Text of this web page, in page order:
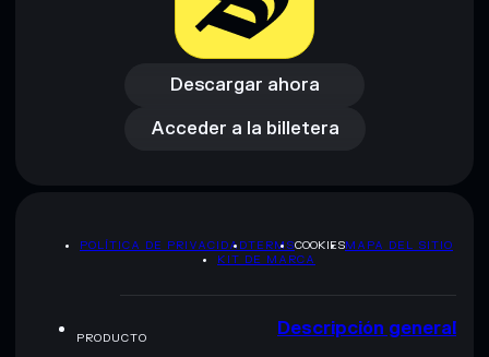
Descargar ahora
Descargar ahora
Acceder a la billetera
Acceder a la billetera
POLÍTICA DE PRIVACIDADTERMSCOOKIESMAPA DEL SITIO
KIT DE MARCA
PRODUCTO Descripción general